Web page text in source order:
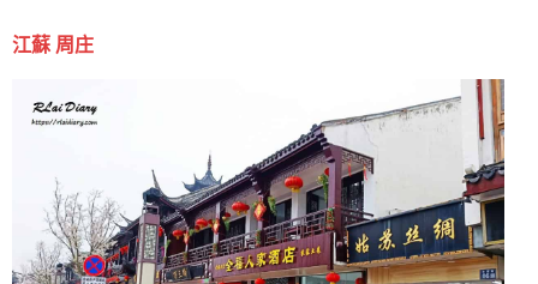
江蘇 周庄